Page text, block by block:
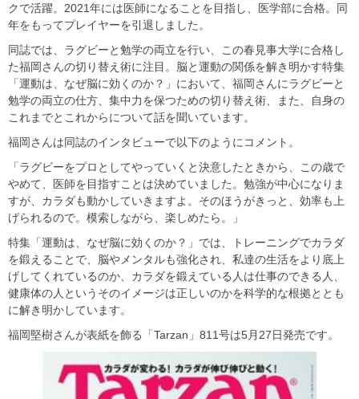
クで活躍。2021年には医師になることを目指し、医学部に合格。同
年をもってプレイヤーを引退しました。
同誌では、ラグビーと勉学の両立を行い、この春見事大学に合格し
た福岡さんの切り替え術に注目。脳と運動の関係を解き明かす特集
「運動は、なぜ脳に効くのか？」において、福岡さんにラグビーと
勉学の両立の仕方、集中力を保つための切り替え術、また、自身の
これまでとこれからについて話を聞いています。
福岡さんは同誌のインタビューで以下のようにコメント。
「ラグビーをプロとしてやっていくと決意したときから、この歳で
やめて、医師を目指すことは決めていました。勉強が中心になりま
すが、カラダも動かしていきますよ。そのほうがきっと、効率も上
げられるので。模索しながら、楽しめたら。」
特集「運動は、なぜ脳に効くのか？」では、トレーニングでカラダ
を鍛えることで、脳やメンタルも強化され、私達の生活をより底上
げしてくれているのか、カラダを鍛えている人は仕事のできる人、
健康体の人というそのイメージは正しいのかを科学的な根拠ととも
に解き明かしています。
福岡堅樹さんが表紙を飾る「Tarzan」811号は5月27日発売です。